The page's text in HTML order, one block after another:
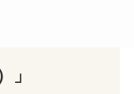
」